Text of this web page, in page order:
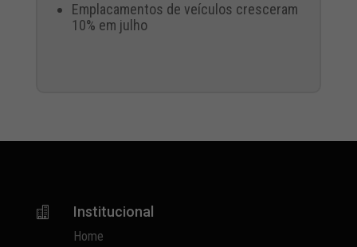
Emplacamentos de veículos cresceram
10% em julho
 Institucional
Home